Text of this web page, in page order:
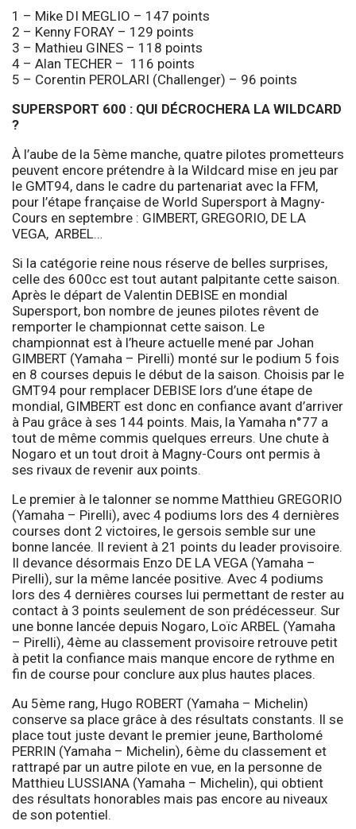
1 – Mike DI MEGLIO – 147 points
2 – Kenny FORAY – 129 points
3 – Mathieu GINES – 118 points
4 – Alan TECHER – 116 points
5 – Corentin PEROLARI (Challenger) – 96 points
SUPERSPORT 600 : QUI DÉCROCHERA LA WILDCARD
?
À l’aube de la 5ème manche, quatre pilotes prometteurs
peuvent encore prétendre à la Wildcard mise en jeu par
le GMT94, dans le cadre du partenariat avec la FFM,
pour l’étape française de World Supersport à Magny-
Cours en septembre : GIMBERT, GREGORIO, DE LA
VEGA, ARBEL…
Si la catégorie reine nous réserve de belles surprises,
celle des 600cc est tout autant palpitante cette saison.
Après le départ de Valentin DEBISE en mondial
Supersport, bon nombre de jeunes pilotes rêvent de
remporter le championnat cette saison. Le
championnat est à l’heure actuelle mené par Johan
GIMBERT (Yamaha – Pirelli) monté sur le podium 5 fois
en 8 courses depuis le début de la saison. Choisis par le
GMT94 pour remplacer DEBISE lors d’une étape de
mondial, GIMBERT est donc en confiance avant d’arriver
à Pau grâce à ses 144 points. Mais, la Yamaha n°77 a
tout de même commis quelques erreurs. Une chute à
Nogaro et un tout droit à Magny-Cours ont permis à
ses rivaux de revenir aux points.
Le premier à le talonner se nomme Matthieu GREGORIO
(Yamaha – Pirelli), avec 4 podiums lors des 4 dernières
courses dont 2 victoires, le gersois semble sur une
bonne lancée. Il revient à 21 points du leader provisoire.
Il devance désormais Enzo DE LA VEGA (Yamaha –
Pirelli), sur la même lancée positive. Avec 4 podiums
lors des 4 dernières courses lui permettant de rester au
contact à 3 points seulement de son prédécesseur. Sur
une bonne lancée depuis Nogaro, Loïc ARBEL (Yamaha
– Pirelli), 4ème au classement provisoire retrouve petit
à petit la confiance mais manque encore de rythme en
fin de course pour conclure aux plus hautes places.
Au 5ème rang, Hugo ROBERT (Yamaha – Michelin)
conserve sa place grâce à des résultats constants. Il se
place tout juste devant le premier jeune, Bartholomé
PERRIN (Yamaha – Michelin), 6ème du classement et
rattrapé par un autre pilote en vue, en la personne de
Matthieu LUSSIANA (Yamaha – Michelin), qui obtient
des résultats honorables mais pas encore au niveaux
de son potentiel.